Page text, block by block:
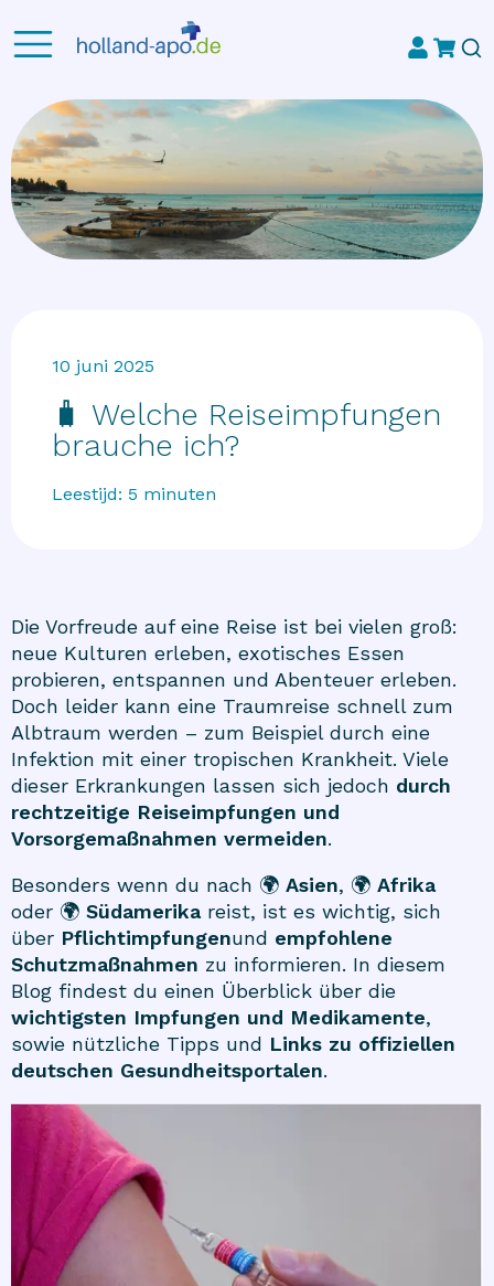
10 juni 2025
🧳 Welche Reiseimpfungen
brauche ich?
Leestijd: 5 minuten
Die Vorfreude auf eine Reise ist bei vielen groß:
neue Kulturen erleben, exotisches Essen
probieren, entspannen und Abenteuer erleben.
Doch leider kann eine Traumreise schnell zum
Albtraum werden – zum Beispiel durch eine
Infektion mit einer tropischen Krankheit. Viele
dieser Erkrankungen lassen sich jedoch durch
rechtzeitige Reiseimpfungen und
Vorsorgemaßnahmen vermeiden.
Besonders wenn du nach 🌍 Asien, 🌍 Afrika
oder 🌍 Südamerikareist, ist es wichtig, sich
über Pflichtimpfungenund empfohlene
Schutzmaßnahmen zu informieren. In diesem
Blog findest du einen Überblick über die
wichtigsten Impfungen und Medikamente,
sowie nützliche Tipps und Links zu offiziellen
deutschen Gesundheitsportalen.